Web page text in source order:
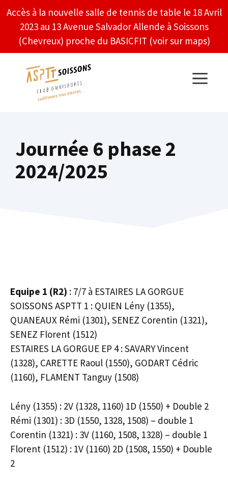
Aller
contenu
Accès à la nouvelle salle de tennis de table le 18 Avril
2023 au 13 Avenue Salvador Allende à Soissons
(Chevreux) proche du BASICFIT (voir sur maps)
MENU
Journée 6 phase 2
2024/2025
Equipe 1 (R2) : 7/7 à ESTAIRES LA GORGUE
SOISSONS ASPTT 1 : QUIEN Lény (1355),
QUANEAUX Rémi (1301), SENEZ Corentin (1321),
SENEZ Florent (1512)
ESTAIRES LA GORGUE EP 4 : SAVARY Vincent
(1328), CARETTE Raoul (1550), GODART Cédric
(1160), FLAMENT Tanguy (1508)
Lény (1355) : 2V (1328, 1160) 1D (1550) + Double 2
Rémi (1301) : 3D (1550, 1328, 1508) – double 1
Corentin (1321) : 3V (1160, 1508, 1328) – double 1
Florent (1512) : 1V (1160) 2D (1508, 1550) + Double
2